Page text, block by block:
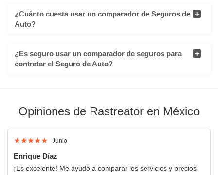
¿Cuánto cuesta usar un comparador de Seguros de
Auto?
¿Es seguro usar un comparador de seguros para
contratar el Seguro de Auto?
Opiniones de Rastreator en México
★★★★★ Junio
Enrique Díaz
¡Es excelente! Me ayudó a comparar los servicios y precios